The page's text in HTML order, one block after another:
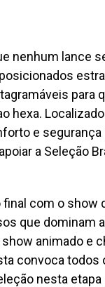
nenhum lance
para
hexa.
e segurança
a Seleção
com o show
que dominam
animado e
convoca todos
nesta etapa